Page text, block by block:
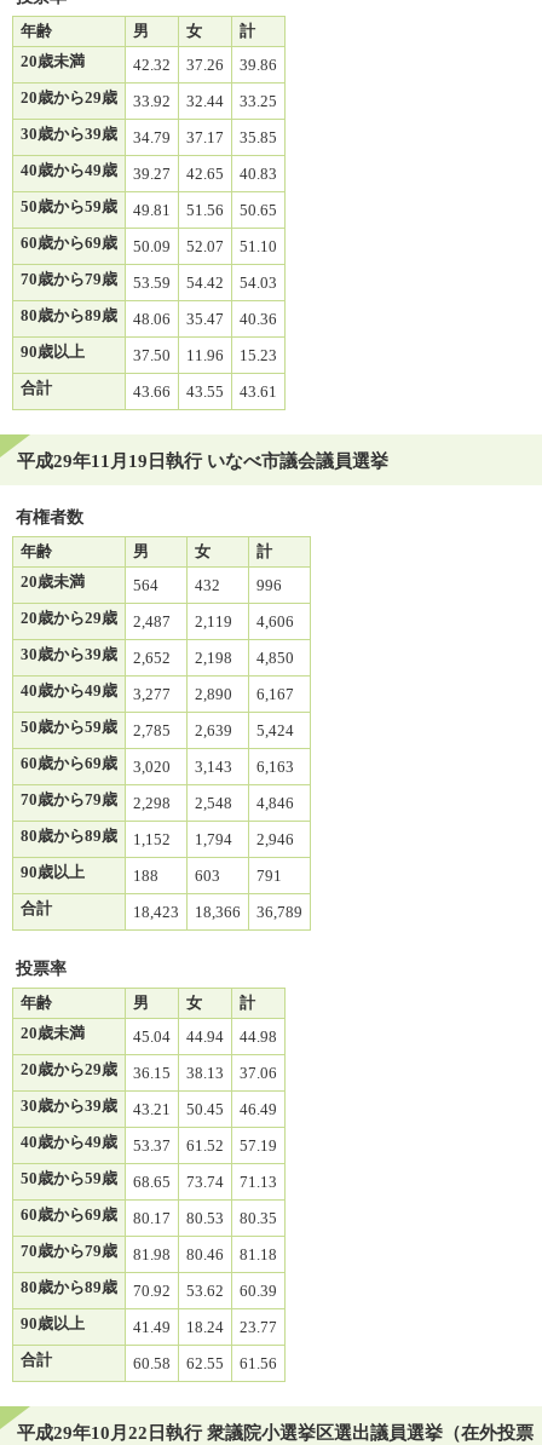
年齢
男 女
計
20歳未満
42.32 37.26
39.86
20歳から29歳
33.92 32.44
33.25
30歳から39歳
34.79 37.17
35.85
40歳から49歳
39.27 42.65
40.83
50歳から59歳
49.81 51.56
50.65
60歳から69歳
50.09 52.07
51.10
70歳から79歳
53.59 54.42
54.03
80歳から89歳
48.06 35.47
40.36
90歳以上
37.50 11.96
15.23
合計
43.66 43.55 43.61
平成29年11月19日執行 いなべ市議会議員選挙
有権者数
年齢
男 女
計
20歳未満
564 432
996
20歳から29歳
2,487 2,119
4,606
30歳から39歳
2,652 2,198
4,850
40歳から49歳
3,277 2,890
6,167
50歳から59歳
2,785 2,639
5,424
60歳から69歳
3,020 3,143
6,163
70歳から79歳
2,298 2,548
4,846
80歳から89歳
1,152 1,794
2,946
90歳以上
188 603
791
合計
18,423 18,366 36,789
投票率
年齢
男 女
計
20歳未満
45.04 44.94
44.98
20歳から29歳
36.15 38.13
37.06
30歳から39歳
43.21 50.45
46.49
40歳から49歳
53.37 61.52
57.19
50歳から59歳
68.65 73.74
71.13
60歳から69歳
80.17 80.53
80.35
70歳から79歳
81.98 80.46
81.18
80歳から89歳
70.92 53.62
60.39
90歳以上
41.49 18.24
23.77
合計
60.58 62.55 61.56
平成29年10月22日執行 衆議院小選挙区選出議員選挙（在外投票